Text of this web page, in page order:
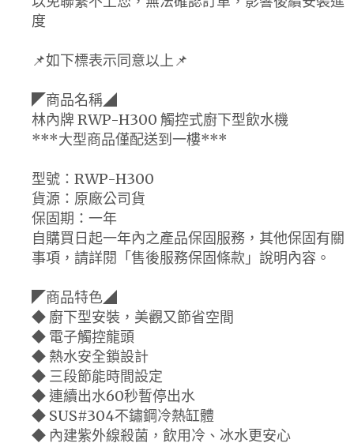
度
📌如下標表示同意以上📌
◤商品名稱◢
林內牌 RWP-H300 觸控式廚下型飲水機
***大型商品僅配送到一樓***
型號：RWP-H300
貨源：原廠公司貨
保固期：一年
自購買日起一年內之產品保固服務，其他保固有關
事項，請詳閱「售後服務保固條款」說明內容。
◤商品特色◢
◆ 廚下型安裝，美觀又節省空間
◆ 電子觸控龍頭
◆ 熱水安全鎖設計
◆ 三段節能時間設定
◆ 連續出水60秒暫停出水
◆ SUS#304不鏽鋼冷熱缸體
◆ 內建紫外線殺菌，飲用冷、冰水更安心